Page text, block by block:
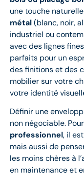
une touche
métal(blanc, noir,
industriel ou
avec des lignes
parfaits pour un
des finitions et des
mobilier sur votre
votre identité
Définir une
non négociable. Pour
professionnel, il
mais aussi de
les moins chères à
en maintenance et